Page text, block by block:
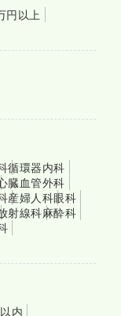
円以上
循環器内科
臓血管外科
産婦人科眼科
射線科麻酔科
内